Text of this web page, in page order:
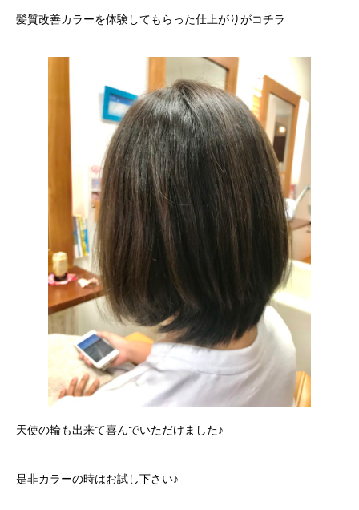
髪質改善カラーを体験してもらった仕上がりがコチラ
天使の輪も出来て喜んでいただけました♪
是非カラーの時はお試し下さい♪